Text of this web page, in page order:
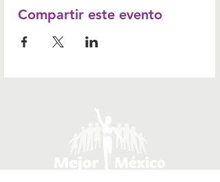
Compartir este evento